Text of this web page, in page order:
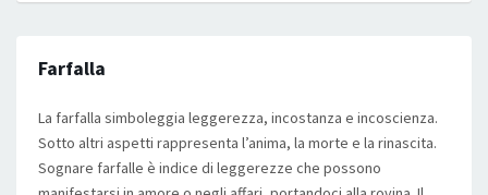
Farfalla
La farfalla simboleggia leggerezza, incostanza e incoscienza.
Sotto altri aspetti rappresenta l’anima, la morte e la rinascita.
Sognare farfalle è indice di leggerezze che possono